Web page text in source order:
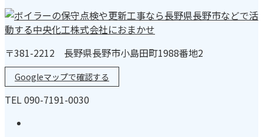
〒381-2212 長野県長野市小島田町1988番地2
Googleマップで確認する
TEL 090-7191-0030